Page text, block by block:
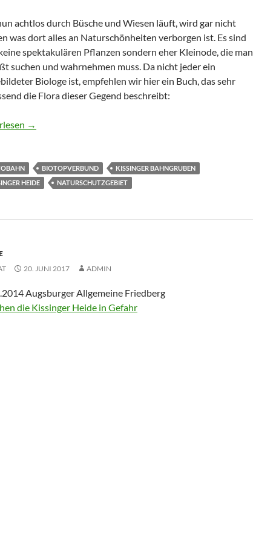
achtlos durch Büsche und Wiesen läuft, wird gar nicht
was dort alles an Naturschönheiten verborgen ist. Es sind
spektakulären Pflanzen sondern eher Kleinode, die man
suchen und wahrnehmen muss. Da nicht jeder ein
Biologe ist, empfehlen wir hier ein Buch, das sehr
die Flora dieser Gegend beschreibt:
wir die Kissinger Heide erhalten sollten
→
BIOTOPVERBUND
KISSINGER BAHNGRUBEN
HEIDE
NATURSCHUTZGEBIET
20. JUNI 2017 ADMIN
Augsburger Allgemeine Friedberg
die Kissinger Heide in Gefahr